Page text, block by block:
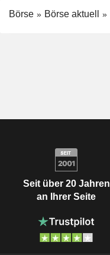
Börse Börse aktuell
Seit über 20 Jahren
an Ihrer Seite